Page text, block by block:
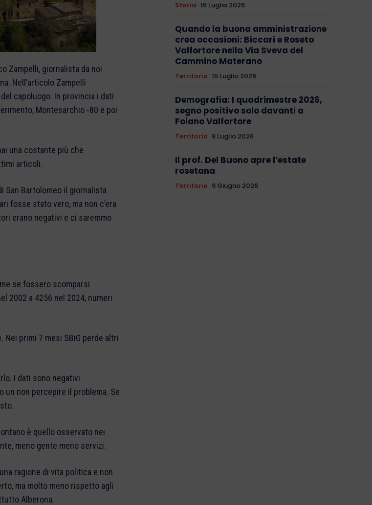
Zampelli, giornalista da noi
Nell’articolo Zampelli
capoluogo. In provincia i dati
Montesarchio -80 e poi
una costante più che
articoli.
San Bartolomeo il giornalista
fosse stato vero, ma non c’era
erano negativi e ci saremmo
se fossero scomparsi
2002 a 4256 nel 2024, numeri
Nei primi 7 mesi SBiG perde altri
I dati sono negativi
un non percepire il problema. Se
è quello osservato nei
meno gente meno servizi.
ragione di vita politica e non
ma molto meno rispetto agli
Alberona.
Storia 16 Luglio 2026
Quando la buona amministrazione
crea occasioni: Biccari e Roseto
Valfortore nella Via Sveva del
Cammino Materano
Territorio 15 Luglio 2026
Demografia: I quadrimestre 2026,
segno positivo solo davanti a
Foiano Valfortore
Territorio 8 Luglio 2026
Il prof. Del Buono apre l’estate
rosetana
Territorio 9 Giugno 2026